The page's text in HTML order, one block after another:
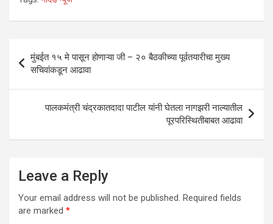
at
A
p
p
ce
o
o
k
n
Post
navigation
मुंबईत १५ मे पासून होणाऱ्या जी – २० बैठकीच्या पूर्वतयारीचा मुख्य
सचिवांकडून आढावा
पालकमंत्री चंद्रकातदादा पाटील यांनी घेतला नागझरी नाल्यातील
पूरपरिस्थितीबाबत आढावा
Leave a Reply
Your email address will not be published. Required fields
are marked *